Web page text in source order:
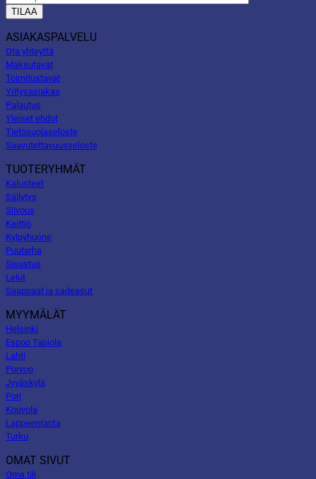
ASIAKASPALVELU
Ota yhteyttä
Maksutavat
Toimitustavat
Yritysasiakas
Palautus
Yleiset ehdot
Tietosuojaseloste
Saavutettavuusseloste
TUOTERYHMÄT
Kalusteet
Säilytys
Siivous
Keittiö
Kylpyhuone
Puutarha
Sisustus
Lelut
Saappaat ja sadeasut
MYYMÄLÄT
Helsinki
Espoo Tapiola
Lahti
Porvoo
Jyväskylä
Pori
Kouvola
Lappeenranta
Turku
OMAT SIVUT
Oma tili